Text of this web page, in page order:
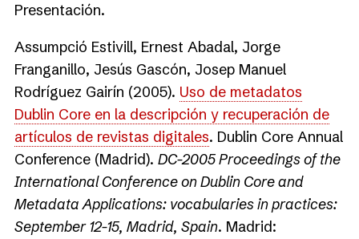
Presentación.
Assumpció Estivill, Ernest Abadal, Jorge
Franganillo, Jesús Gascón, Josep Manuel
Rodríguez Gairín (2005). Uso de metadatos
Dublin Core en la descripción y recuperación de
artículos de revistas digitales. Dublin Core Annual
Conference (Madrid). DC-2005 Proceedings of the
International Conference on Dublin Core and
Metadata Applications: vocabularies in practices:
September 12-15, Madrid, Spain. Madrid: